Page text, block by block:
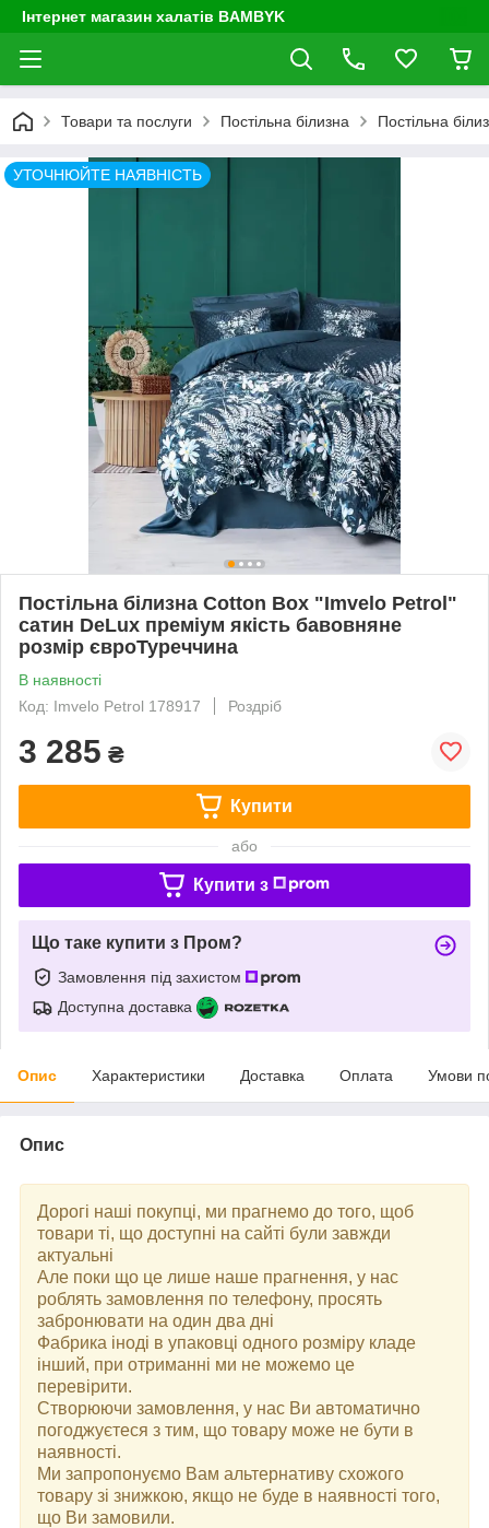
Інтернет магазин халатів BAMBYK
Товари та послуги Постільна білизна Постільна
УТОЧНЮЙТЕ НАЯВНІСТЬ
Постільна білизна Cotton Box "Imvelo Petrol"
сатин DeLux преміум якість бавовняне
розмір євроТуреччина
В наявності
Код: Imvelo Petrol 178917
Роздріб
3 285 ₴
Купити
або
Купити з
Що таке купити з Пром?
Замовлення під захистом
Доступна доставка
Опис Характеристики Доставка Оплата Умови
Опис
Дорогі наші покупці, ми прагнемо до того, щоб
товари ті, що доступні на сайті були завжди
актуальні
Але поки що це лише наше прагнення, у нас
роблять замовлення по телефону, просять
забронювати на один два дні
Фабрика іноді в упаковці одного розміру кладе
інший, при отриманні ми не можемо це
перевірити.
Створюючи замовлення, у нас Ви автоматично
погоджуєтеся з тим, що товару може не бути в
наявності.
Ми запропонуємо Вам альтернативу схожого
товару зі знижкою, якщо не буде в наявності того,
що Ви замовили.